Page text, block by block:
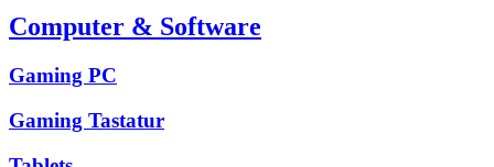
Computer & Software
Gaming PC
Gaming Tastatur